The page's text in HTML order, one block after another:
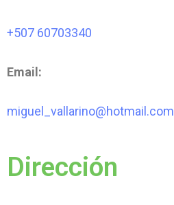
+507 60703340
Email:
miguel_vallarino@hotmail.com
Dirección